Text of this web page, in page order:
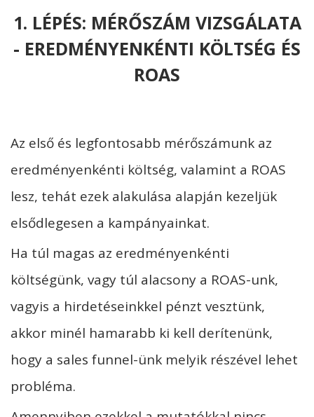
1. LÉPÉS: MÉRŐSZÁM VIZSGÁLATA
- EREDMÉNYENKÉNTI KÖLTSÉG ÉS
ROAS
Az első és legfontosabb mérőszámunk az
eredményenkénti költség, valamint a ROAS
lesz, tehát ezek alakulása alapján kezeljük
elsődlegesen a kampányainkat.
Ha túl magas az eredményenkénti
költségünk, vagy túl alacsony a ROAS-unk,
vagyis a hirdetéseinkkel pénzt vesztünk,
akkor minél hamarabb ki kell derítenünk,
hogy a sales funnel-ünk melyik részével lehet
probléma.